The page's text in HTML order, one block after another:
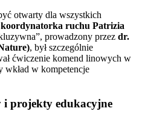
otwarty dla wszystkich
koordynatorka ruchu Patrizia
prowadzony przez dr.
, był szczególnie
ćwiczenie komend linowych w
wkład w kompetencje
i projekty edukacyjne